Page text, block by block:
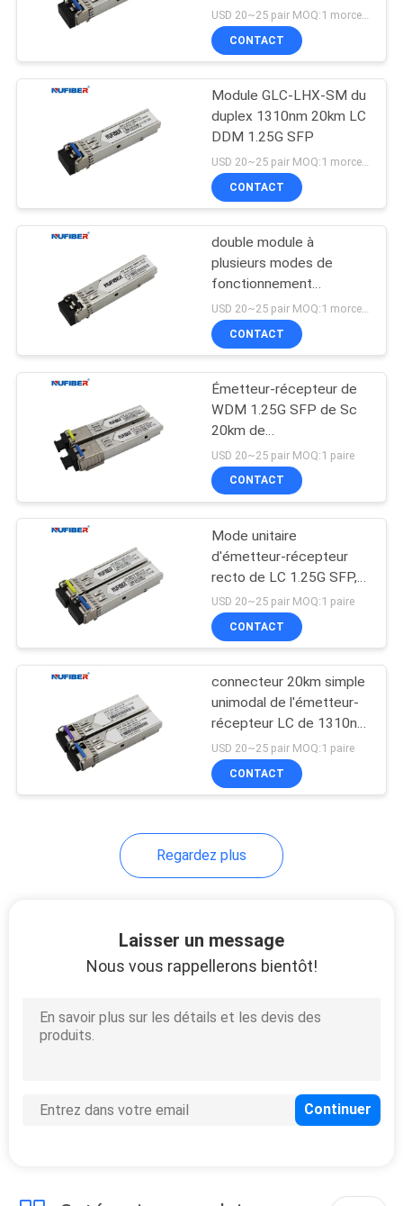
PLAN
SITE
POLITIQUE
CONFIDENTIALITÉ
température de
fonctionnement
industrielle/
pour les liaisons optiques
USD 20~25 pair MOQ:1 morceau
CONTACT
Module GLC-LHX-SM du
duplex 1310nm 20km LC
DDM 1.25G SFP
CONTACT
double module à
plusieurs modes de
fonctionnement
d'émetteur-récepteur de
la fibre 1310nm LC 1.25G
SFP de 2km
CONTACT
Émetteur-récepteur de
WDM 1.25G SFP de Sc
20km de
Tx1310nm/Rx1550nm
USD 20~25 pair MOQ:1 paire
CONTACT
Mode unitaire
d'émetteur-récepteur
recto de LC 1.25G SFP,
module 1310nm 1550nm
de SFP
USD 20~25 pair MOQ:1 paire
CONTACT
connecteur 20km simple
unimodal de l'émetteur-
récepteur LC de 1310nm
1490nm 1.25G SFP
USD 20~25 pair MOQ:1 paire
CONTACT
Regardez plus
Laisser un message
Nous vous rappellerons bientôt!